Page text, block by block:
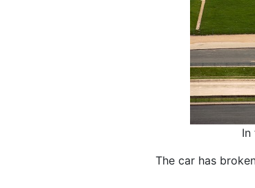
In
The car has